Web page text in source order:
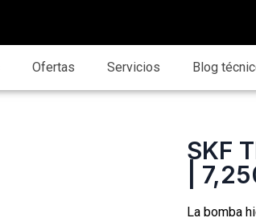
Ofertas Servicios Blog
SKF
|
La bomba